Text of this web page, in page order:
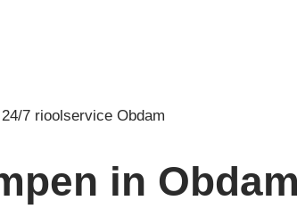
7 rioolservice Obdam
in